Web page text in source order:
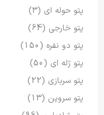
پتو حوله ای (3)
پتو خارجی (64)
پتو دو نفره (150)
پتو ژله ای (50)
پتو سربازی (22)
پتو سروین (13)